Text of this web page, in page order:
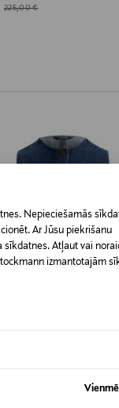
Nepieciešamās
Ar Jūsu piekrišanu
Atļaut vai
izmantotajām
Price
Original Price
225,00 €
42%